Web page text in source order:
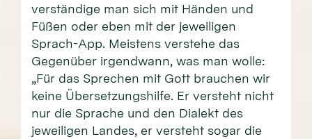
verständige man sich mit Händen und
Füßen oder eben mit der jeweiligen
Sprach-App. Meistens verstehe das
Gegenüber irgendwann, was man wolle:
„Für das Sprechen mit Gott brauchen wir
keine Übersetzungshilfe. Er versteht nicht
nur die Sprache und den Dialekt des
jeweiligen Landes, er versteht sogar die